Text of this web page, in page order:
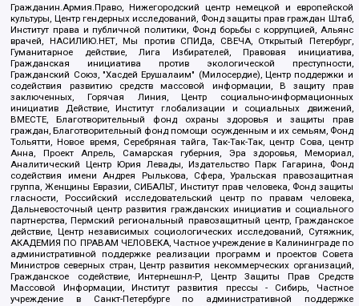
Гражданин.Армия.Право, Нижегородский центр немецкой и европейской
культуры, Центр гендерных исследований, Фонд защиты прав граждан Штаб,
Институт права и публичной политики, Фонд борьбы с коррупцией, Альянс
врачей, НАСИЛИЮ.НЕТ, Мы против СПИДа, СВЕЧА, Открытый Петербург,
Гуманитарное действие, Лига Избирателей, Правовая инициатива,
Гражданская инициатива против экологической преступности,
Гражданский Союз, "Хасдей Ерушалаим" (Милосердие), Центр поддержки и
содействия развитию средств массовой информации, В защиту прав
заключенных, Горячая Линия, Центр социально-информационных
инициатив Действие, Институт глобализации и социальных движений,
ВМЕСТЕ, Благотворительный фонд охраны здоровья и защиты прав
граждан, Благотворительный фонд помощи осужденным и их семьям, Фонд
Тольятти, Новое время, Серебряная тайга, Так-Так-Так, центр Сова, центр
Анна, Проект Апрель, Самарская губерния, Эра здоровья, Мемориал,
Аналитический Центр Юрия Левады, Издательство Парк Гагарина, Фонд
содействия имени Андрея Рылькова, Сфера, Уральская правозащитная
группа, Женщины Евразии, СИБАЛЬТ, Институт прав человека, Фонд защиты
гласности, Российский исследовательский центр по правам человека,
Дальневосточный центр развития гражданских инициатив и социального
партнерства, Пермский региональный правозащитный центр, Гражданское
действие, Центр независимых социологических исследований, Сутяжник,
АКАДЕМИЯ ПО ПРАВАМ ЧЕЛОВЕКА, Частное учреждение в Калининграде по
административной поддержке реализации программ и проектов Совета
Министров северных стран, Центр развития некоммерческих организаций,
Гражданское содействие, Интернешнл-Р, Центр Защиты Прав Средств
Массовой Информации, Институт развития прессы - Сибирь, Частное
учреждение в Санкт-Петербурге по административной поддержке